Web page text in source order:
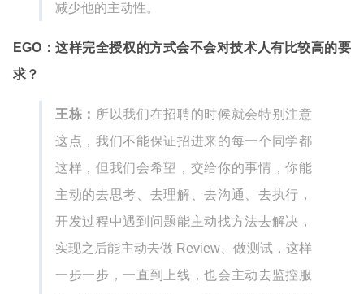
减少他的主动性。
EGO：这样完全授权的方式会不会对技术人有比较高的要
求？
王栋： 所以我们在招聘的时候就会特别注意
这点，我们不能保证招进来的每一个同学都
这样，但我们会希望，交给你的事情，你能
主动的去思考、去理解、去沟通、去执行，
开发过程中遇到问题能主动找方法去解决，
实现之后能主动去做 Review、做测试，这样
一步一步，一直到上线，也会主动去监控服